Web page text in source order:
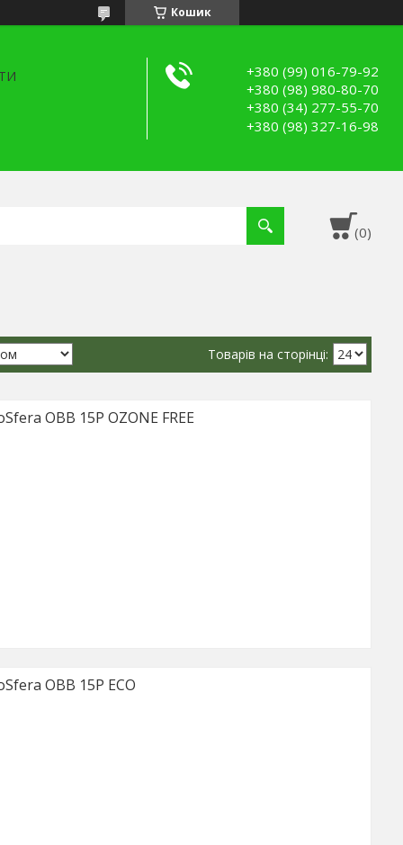
Кошик
+380 (99) 016-79-92
+380 (98) 980-80-70
+380 (34) 277-55-70
+380 (98) 327-16-98
OBB 15P OZONE FREE
OBB 15P ECO